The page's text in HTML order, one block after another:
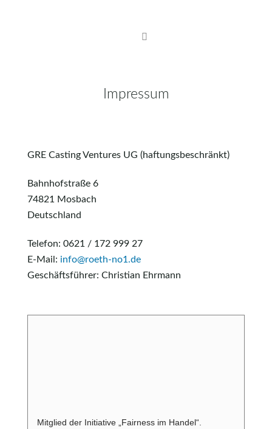
Impressum
GRE Casting Ventures UG (haftungsbeschränkt)
Bahnhofstraße 6
74821 Mosbach
Deutschland
Telefon: 0621 / 172 999 27
E-Mail: info@roeth-no1.de
Geschäftsführer: Christian Ehrmann
Mitglied der Initiative „Fairness im Handel“.